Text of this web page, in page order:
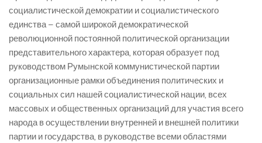
социалистической демократии и социалистического
единства – самой широкой демократической
революционной постоянной политической организации
представительного характера, которая образует под
руководством Румынской коммунистической партии
организационные рамки объединения политических и
социальных сил нашей социалистической нации, всех
массовых и общественных организаций для участия всего
народа в осуществлении внутренней и внешней политики
партии и государства, в руководстве всеми областями